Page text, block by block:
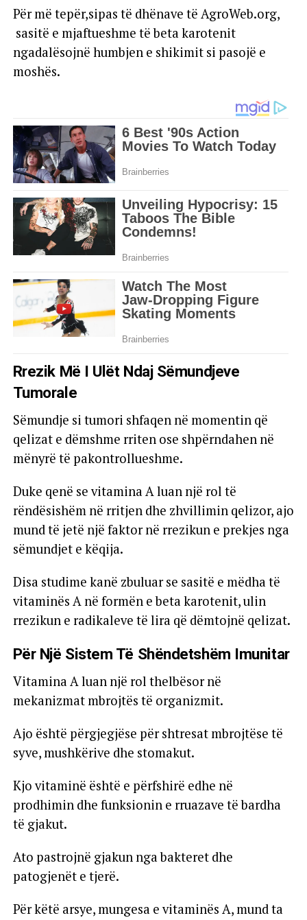
Për më tepër,sipas të dhënave të AgroWeb.org,
sasitë e mjaftueshme të beta karotenit
ngadalësojnë humbjen e shikimit si pasojë e
moshës.
Rrezik Më I Ulët Ndaj Sëmundjeve
Tumorale
Sëmundje si tumori shfaqen në momentin që
qelizat e dëmshme rriten ose shpërndahen në
mënyrë të pakontrollueshme.
Duke qenë se vitamina A luan një rol të
rëndësishëm në rritjen dhe zhvillimin qelizor, ajo
mund të jetë një faktor në rrezikun e prekjes nga
sëmundjet e këqija.
Disa studime kanë zbuluar se sasitë e mëdha të
vitaminës A në formën e beta karotenit, ulin
rrezikun e radikaleve të lira që dëmtojnë qelizat.
Për Një Sistem Të Shëndetshëm Imunitar
Vitamina A luan një rol thelbësor në
mekanizmat mbrojtës të organizmit.
Ajo është përgjegjëse për shtresat mbrojtëse të
syve, mushkërive dhe stomakut.
Kjo vitaminë është e përfshirë edhe në
prodhimin dhe funksionin e rruazave të bardha
të gjakut.
Ato pastrojnë gjakun nga bakteret dhe
patogjenët e tjerë.
Për këtë arsye, mungesa e vitaminës A, mund ta